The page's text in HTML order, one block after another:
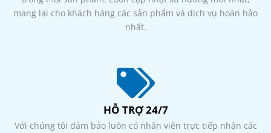
mang lại cho khách hàng các sản phẩm và dịch vụ hoàn hảo
nhất.
HỖ TRỢ 24/7
Với chúng tôi đảm bảo luôn có nhân viên trực tiếp nhận các